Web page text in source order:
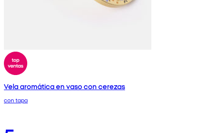
Vela aromática en vaso con cerezas
con tapa